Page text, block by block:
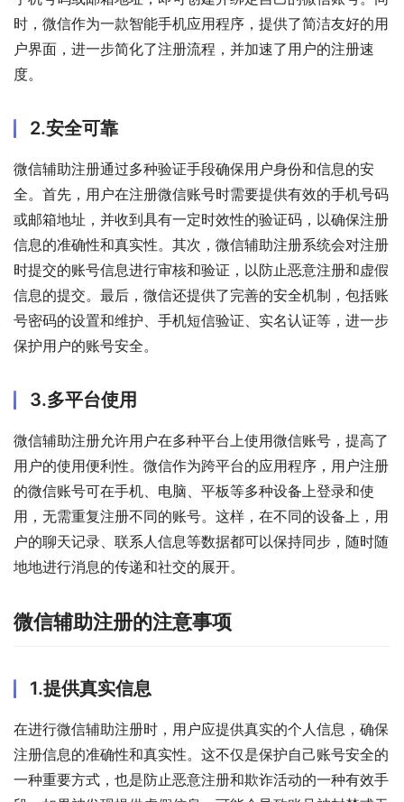
时，微信作为一款智能手机应用程序，提供了简洁友好的用
户界面，进一步简化了注册流程，并加速了用户的注册速
度。
2.安全可靠
微信辅助注册通过多种验证手段确保用户身份和信息的安
全。首先，用户在注册微信账号时需要提供有效的手机号码
或邮箱地址，并收到具有一定时效性的验证码，以确保注册
信息的准确性和真实性。其次，微信辅助注册系统会对注册
时提交的账号信息进行审核和验证，以防止恶意注册和虚假
信息的提交。最后，微信还提供了完善的安全机制，包括账
号密码的设置和维护、手机短信验证、实名认证等，进一步
保护用户的账号安全。
3.多平台使用
微信辅助注册允许用户在多种平台上使用微信账号，提高了
用户的使用便利性。微信作为跨平台的应用程序，用户注册
的微信账号可在手机、电脑、平板等多种设备上登录和使
用，无需重复注册不同的账号。这样，在不同的设备上，用
户的聊天记录、联系人信息等数据都可以保持同步，随时随
地地进行消息的传递和社交的展开。
微信辅助注册的注意事项
1.提供真实信息
在进行微信辅助注册时，用户应提供真实的个人信息，确保
注册信息的准确性和真实性。这不仅是保护自己账号安全的
一种重要方式，也是防止恶意注册和欺诈活动的一种有效手